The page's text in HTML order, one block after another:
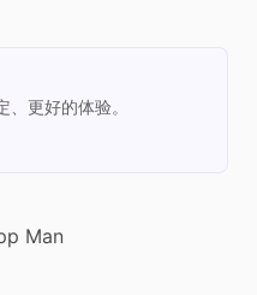
更好的体验。
Man